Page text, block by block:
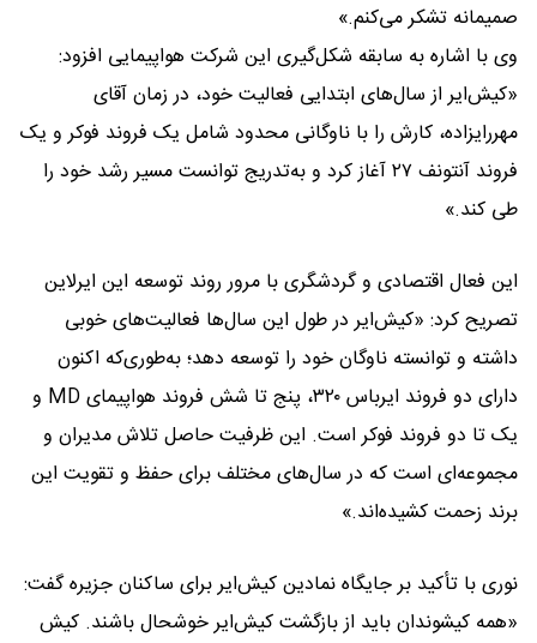
صمیمانه تشکر می‌کنم.»
وی با اشاره به سابقه شکل‌گیری این شرکت هواپیمایی افزود:
«کیش‌ایر از سال‌های ابتدایی فعالیت خود، در زمان آقای
مهررایزاده، کارش را با ناوگانی محدود شامل یک فروند فوکر و یک
فروند آنتونف ۲۷ آغاز کرد و به‌تدریج توانست مسیر رشد خود را
طی کند.»
این فعال اقتصادی و گردشگری با مرور روند توسعه این ایرلاین
تصریح کرد: «کیش‌ایر در طول این سال‌ها فعالیت‌های خوبی
داشته و توانسته ناوگان خود را توسعه دهد؛ به‌طوری‌که اکنون
دارای دو فروند ایرباس ۳۲۰، پنج تا شش فروند هواپیمای MD و
یک تا دو فروند فوکر است. این ظرفیت حاصل تلاش مدیران و
مجموعه‌ای است که در سال‌های مختلف برای حفظ و تقویت این
برند زحمت کشیده‌اند.»
نوری با تأکید بر جایگاه نمادین کیش‌ایر برای ساکنان جزیره گفت:
«همه کیشوندان باید از بازگشت کیش‌ایر خوشحال باشند. کیش